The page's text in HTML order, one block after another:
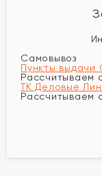
Самовывоз
Пункты выдачи
Рассчитываем
ТК Деловые
Рассчитываем